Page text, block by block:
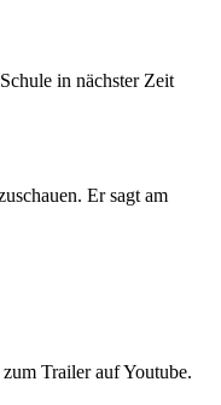
in nächster Zeit
Er sagt am
Trailer auf Youtube.